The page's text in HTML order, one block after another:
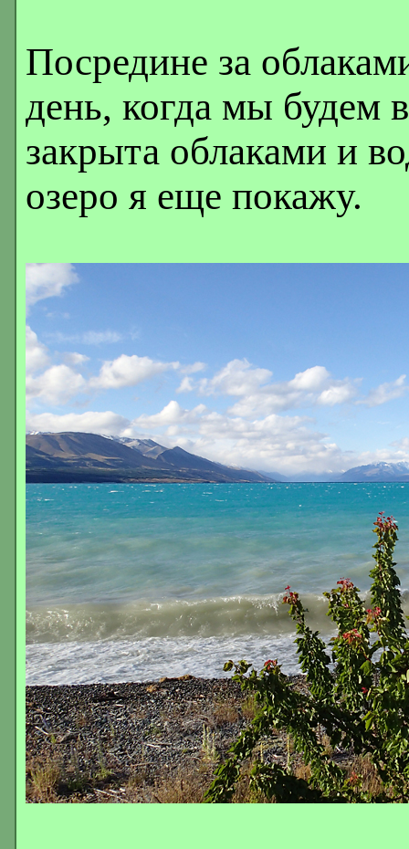
Посредине за
день, когда мы будем
закрыта облаками и
озеро я еще покажу.